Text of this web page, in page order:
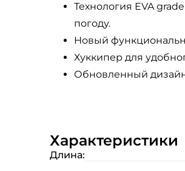
Технология EVA
погоду.
Новый
Хуккипер для
Обновленный
Характеристики
Длина: